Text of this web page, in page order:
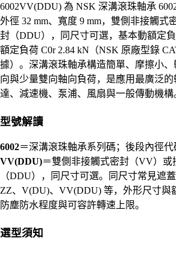
6002VV(DDU) 為 NSK 深溝滾珠軸承
外徑 32 mm、寬度 9 mm，雙側非接觸式
封（DDU），同尺寸可選，基本動額定
額定負荷 C0r 2.84 kN（NSK 原廠型錄
據）。深溝滾珠軸承構造簡單、摩擦小
向與少量雙向軸向負荷，是應用最廣泛
達、減速機、泵浦、風扇與一般傳動機構
型號解讀
6002＝深溝滾珠軸承系列碼；後段內徑代
VV(DDU)＝雙側非接觸式密封（VV）或
（DDU），同尺寸可選。同尺寸常見遮
ZZ、V(DU)、VV(DDU) 等，外形尺寸與
防塵防水程度與可容許轉速上限。
選型須知